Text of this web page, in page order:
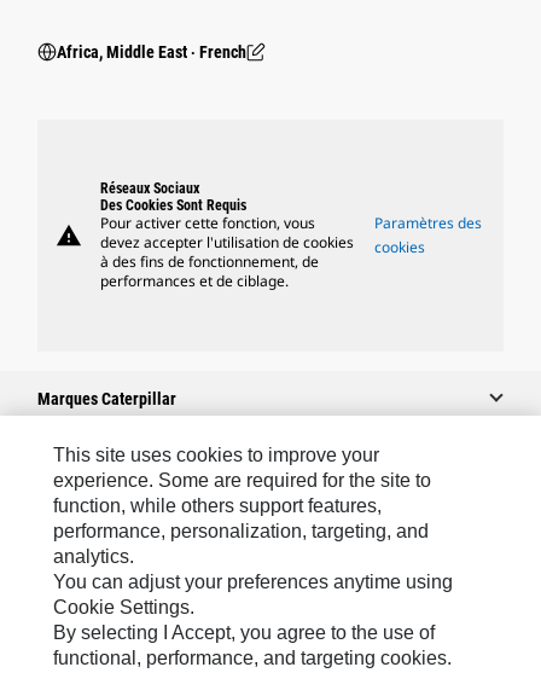
Africa, Middle East ‧ French
warning
Réseaux Sociaux
Des Cookies Sont Requis
Pour activer cette fonction, vous
devez accepter l'utilisation de cookies
à des fins de fonctionnement, de
performances et de ciblage.
Paramètres des
cookies
Marques Caterpillar
Caterpillar.com
Contacter Caterpillar
Mes Préférences Marketing
Plan Du Site
Cookie Settings
This site uses cookies to improve your
experience. Some are required for the site to
function, while others support features,
performance, personalization, targeting, and
analytics.
You can adjust your preferences anytime using
Cookie Settings.
By selecting I Accept, you agree to the use of
functional, performance, and targeting cookies.